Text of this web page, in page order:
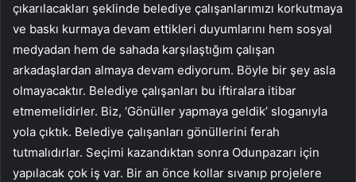
çıkarılacakları şeklinde belediye çalışanlarımızı korkutmaya
ve baskı kurmaya devam ettikleri duyumlarını hem sosyal
medyadan hem de sahada karşılaştığım çalışan
arkadaşlardan almaya devam ediyorum. Böyle bir şey asla
olmayacaktır. Belediye çalışanları bu iftiralara itibar
etmemelidirler. Biz, ‘Gönüller yapmaya geldik’ sloganıyla
yola çıktık. Belediye çalışanları gönüllerini ferah
tutmalıdırlar. Seçimi kazandıktan sonra Odunpazarı için
yapılacak çok iş var. Bir an önce kollar sıvanıp projelere